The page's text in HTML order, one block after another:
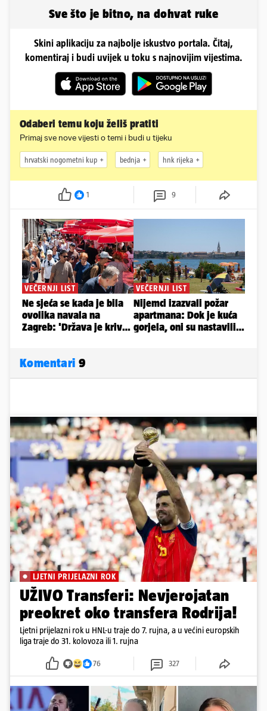
Sve što je bitno, na dohvat ruke
Skini aplikaciju za najbolje iskustvo portala. Čitaj,
komentiraj i budi uvijek u toku s najnovijim vijestima.
Odaberi temu koju želiš pratiti
Primaj sve nove vijesti o temi i budi u tijeku
hrvatski nogometni kup bednja hnk rijeka
1 9
Komentari 9
LJETNI PRIJELAZNI ROK
UŽIVO Transferi: Nevjerojatan
preokret oko transfera Rodrija!
Ljetni prijelazni rok u HNL-u traje do 7. rujna, a u većini europskih
liga traje do 31. kolovoza ili 1. rujna
76 327